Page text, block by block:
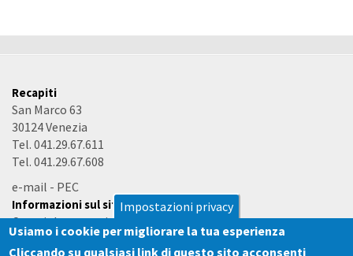
Impostazioni privacy
Usiamo i cookie per migliorare la tua esperienza
Cliccando su qualsiasi link di questo sito acconsenti
Recapiti
San Marco 63
30124 Venezia
Tel. 041.29.67.611
Tel. 041.29.67.608
e-mail - PEC
Informazioni sul sito
Copyright e termini d'uso
Accessibilità